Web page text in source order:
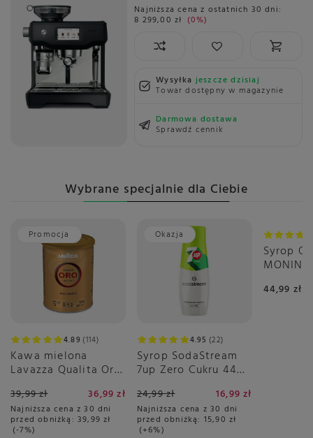
Najniższa cena z ostatnich 30 dni:
8 299,00 zł 0%
Wysyłkajeszcze dzisiaj
Towar dostępny w magazynie
Darmowa dostawa
Sprawdź cennik
Wybrane specjalnie dla Ciebie
Promocja
4.89 114
Kawa mielona
Lavazza Qualita Oro
39,99 zł 36,99 zł
Najniższa cena z 30 dni
przed obniżką: 39,99 zł
-7%
Okazja
4.95 22
Syrop SodaStream
7up Zero Cukru 440
24,99 zł 16,99 zł
Najniższa cena z 30 dni
przed obniżką: 15,90 zł
+6%
Syrop
MONIN
44,99 zł